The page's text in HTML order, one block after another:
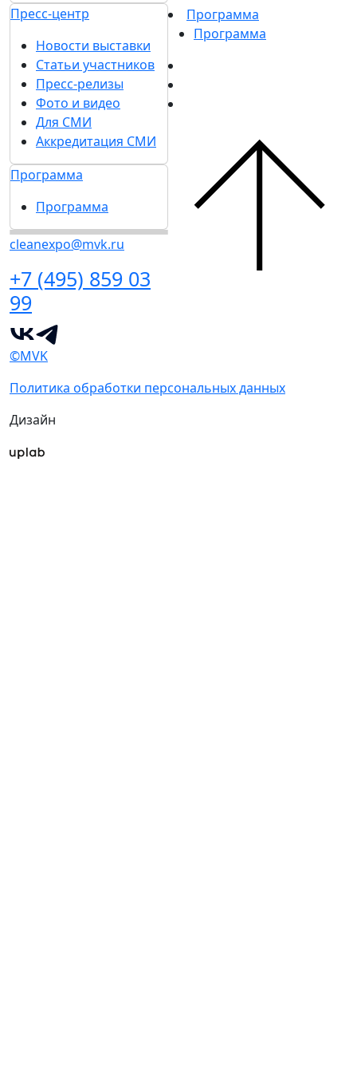
Пресс-центр
Новости выставки
Статьи участников
Пресс-релизы
Фото и видео
Для СМИ
Аккредитация СМИ
Программа
Программа
cleanexpo@mvk.ru
+7 (495) 859 03
99
Программа
Программа
©MVK
Политика обработки персональных данных
Дизайн